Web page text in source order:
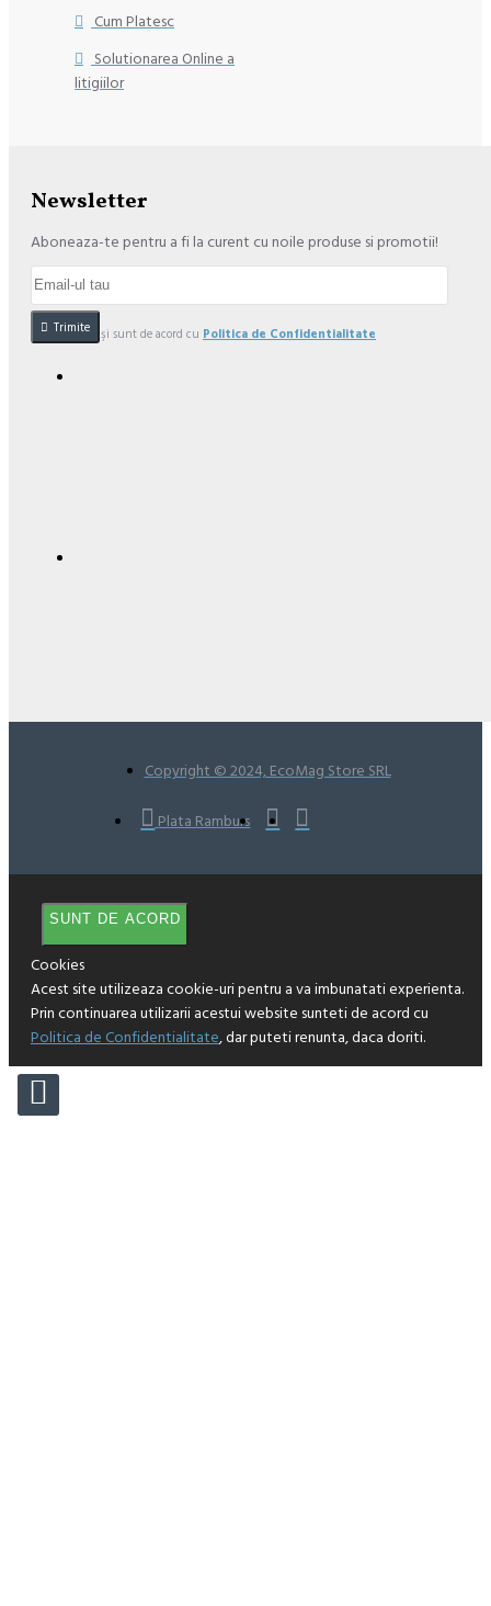
Cum Platesc
Solutionarea Online a
litigiilor
Newsletter
Aboneaza-te pentru a fi la curent cu noile produse si promotii!
Trimite
Am citit şi sunt de acord cu Politica de Confidentialitate
Copyright © 2024, EcoMag Store SRL
Plata Ramburs
SUNT DE ACORD
Cookies
Acest site utilizeaza cookie-uri pentru a va imbunatati experienta.
Prin continuarea utilizarii acestui website sunteti de acord cu
Politica de Confidentialitate, dar puteti renunta, daca doriti.